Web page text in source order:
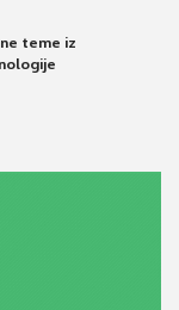
teme iz